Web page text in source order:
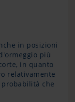
in posizioni
più
in quanto
relativamente
che